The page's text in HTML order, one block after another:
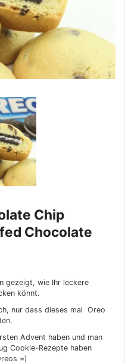
Chip
Chocolate
gezeigt, wie Ihr leckere
könnt.
nur dass dieses mal Oreo
Advent haben und man
Cookie-Rezepte haben
=)